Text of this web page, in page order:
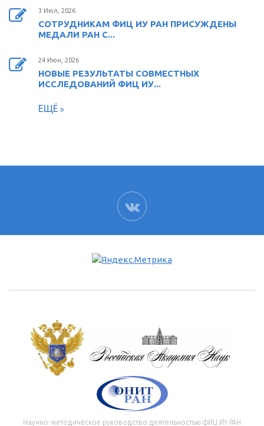
3 Июл, 2026
СОТРУДНИКАМ ФИЦ ИУ РАН ПРИСУЖДЕНЫ
МЕДАЛИ РАН С...
24 Июн, 2026
НОВЫЕ РЕЗУЛЬТАТЫ СОВМЕСТНЫХ
ИССЛЕДОВАНИЙ ФИЦ ИУ...
ЕЩЁ
ВК
Научно-методическое руководство деятельностью ФИЦ ИУ РАН